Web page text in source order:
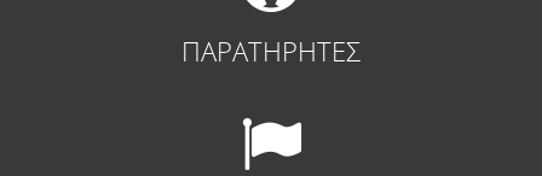
ΠΑΡΑΤΗΡΗΤΕΣ